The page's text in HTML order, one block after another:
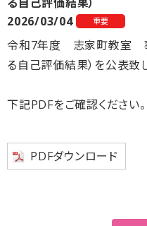
2026/03/04
重要
令和7年度 志家町教室
る自己評価結果）を公表致
下記PDFをご確認ください。
PDFダウンロード